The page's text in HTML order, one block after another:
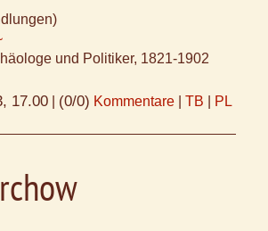
und Politiker, 1821-1902
17.00 (0/0) Kommentare TB PL